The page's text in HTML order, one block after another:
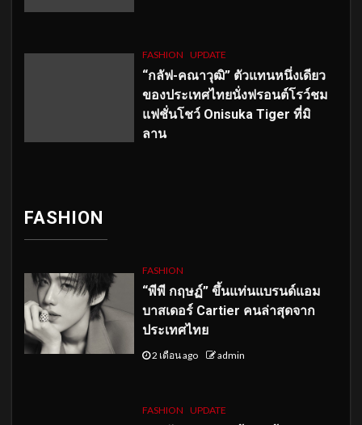
FASHION UPDATE
“กลัฟ-คณาวุฒิ” ตัวแทนหนึ่งเดียว
ของประเทศไทยนั่งฟรอนต์โรว์ชม
แฟชั่นโชว์ Onisuka Tiger ที่มิ
ลาน
FASHION
FASHION
“พีพี กฤษฏ์” ขึ้นแท่นแบรนด์แอม
บาสเดอร์ Cartier คนล่าสุดจาก
ประเทศไทย
2 เดือน ago admin
FASHION UPDATE